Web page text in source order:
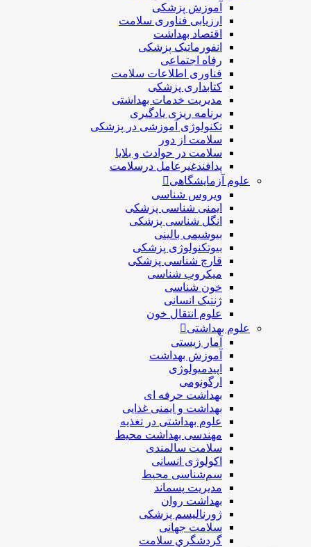
آموزش پزشکی
ارزیابی فناوری سلامت
اقتصاد بهداشت
انفورماتیک پزشکی
رفاه اجتماعی
فناوری اطلاعات سلامت
کتابداری پزشکی
مديريت خدمات بهداشتی
برنامه ریزی یادگیری
تکنولوژی آموزشی در پزشکی
سلامت از دور
سلامت در حوادث و بلایا
پدافندغیرعامل درسلامت
علوم آزمایشگاهی
ویروس شناسی
ایمنی شناسی پزشكی
انگل شناسی پزشکی
بیوشیمی بالینی
بیوتکنولوژی پزشکی
قارچ شناسی پزشکی
ميكروب شناسی
خون شناسی
ژنتیک انسانی
علوم انتقال خون
علوم بهداشتی
آمار زیستی
آموزش بهداشت
اپیدمیولوژی
ارگونومی
بهداشت حرفه ای
بهداشت و ایمنی غذایی
علوم بهداشتی در تغذیه
مهندسی بهداشت محيط
سلامت سالمندی
اکولوژی انسانی
سم‌شناسی محیط
مدیریت پسماند
بهداشت روان
ژورنالیسم پزشکی
سلامت جهانی
گردشگري سلامت